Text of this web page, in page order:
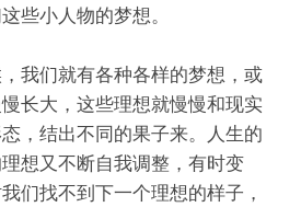
些小人物的梦想。
我们就有各种各样的梦想，或
长大，这些理想就慢慢和现实
，结出不同的果子来。人生的
想又不断自我调整，有时变
们找不到下一个理想的样子，